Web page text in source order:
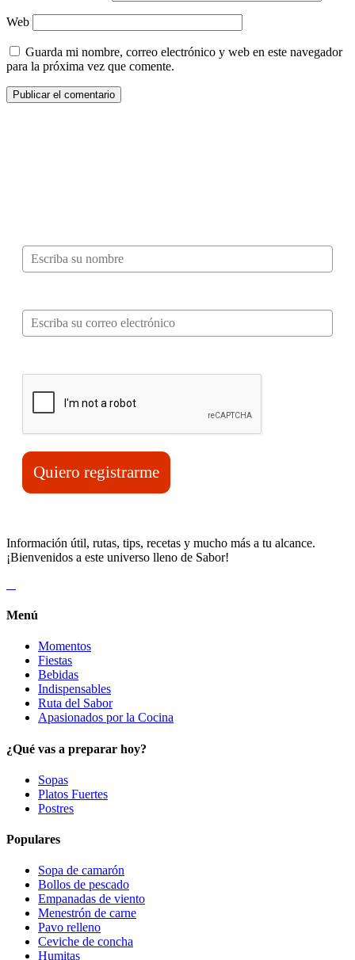
Web
Guarda mi nombre, correo electrónico y web en este navegador
para la próxima vez que comente.
Quiero registrarme
Información útil, rutas, tips, recetas y mucho más a tu alcance.
¡Bienvenidos a este universo lleno de Sabor!
Menú
Momentos
Fiestas
Bebidas
Indispensables
Ruta del Sabor
Apasionados por la Cocina
¿Qué vas a preparar hoy?
Sopas
Platos Fuertes
Postres
Populares
Sopa de camarón
Bollos de pescado
Empanadas de viento
Menestrón de carne
Pavo relleno
Ceviche de concha
Humitas